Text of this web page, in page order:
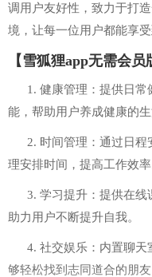
调用户友好性，致力于打
境，让每一位用户都能享
【雪狐狸app无需会员
1. 健康管理：提供日
能，帮助用户养成健康的生
2. 时间管理：通过日
理安排时间，提高工作效率
3. 学习提升：提供在线
助力用户不断提升自我。
4. 社交娱乐：内置聊
够轻松找到志同道合的朋友